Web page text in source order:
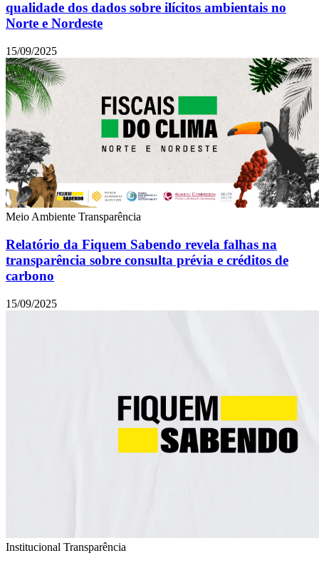
qualidade dos dados sobre ilícitos ambientais no
Norte e Nordeste
15/09/2025
Meio Ambiente Transparência
Relatório da Fiquem Sabendo revela falhas na
transparência sobre consulta prévia e créditos de
carbono
15/09/2025
Institucional Transparência